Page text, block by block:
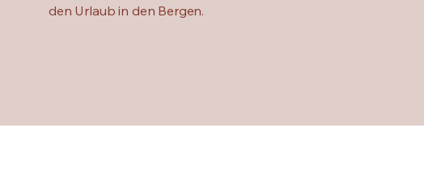
den Urlaub in den Bergen.